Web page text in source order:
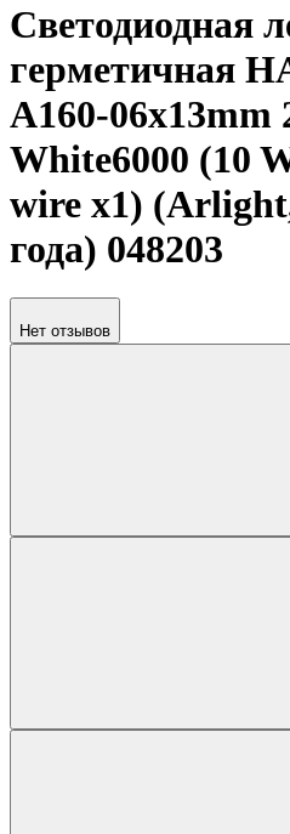
Светодиодная
герметичная
A160-06x13mm
White6000 (10
wire x1)
года) 048203
Нет отзывов